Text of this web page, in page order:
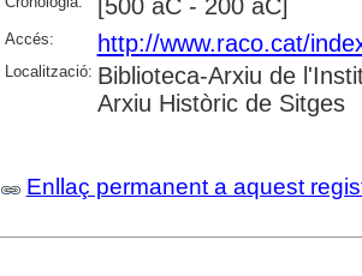
[500 aC - 200 aC]
Accés: http://www.raco.cat/
Localització: Biblioteca-Arxiu de
Arxiu Històric de Sitges
Enllaç permanent a aquest